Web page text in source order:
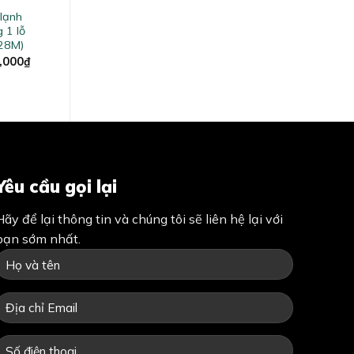
1 lỗ
₫Current
price
cầu gọi lại
để lại thông tin và chúng tôi sẽ liên hệ lại với
sớm nhất.